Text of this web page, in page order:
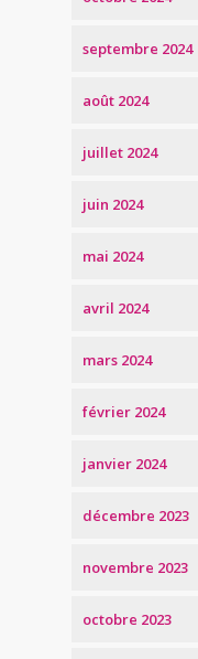
septembre 2024
août 2024
juillet 2024
juin 2024
mai 2024
avril 2024
mars 2024
février 2024
janvier 2024
décembre 2023
novembre 2023
octobre 2023